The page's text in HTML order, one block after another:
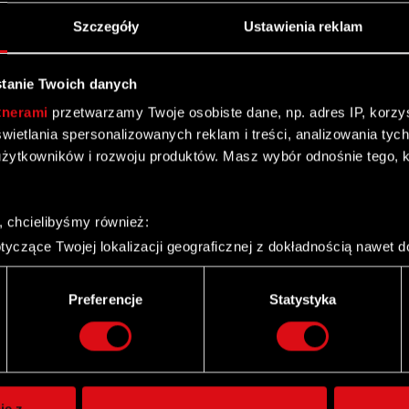
Szczegóły Ustawienia reklam
Twoich danych
przetwarzamy Twoje osobiste dane, np. adres IP,
spersonalizowanych reklam i treści, analizowania
i rozwoju produktów. Masz wybór odnośnie tego,
chcielibyśmy również:
Twojej lokalizacji geograficznej z dokładnością nawet
urządzenie, aktywnie analizując charakteryzującego je zbiory
tego, jak Twoje osobiste dane są przetwarzane oraz ustaw
cookie możesz zmienić lub wycofać swoją zgodę w
do spersonalizowania treści i reklam, aby oferować funkcje
Preferencje Statystyka